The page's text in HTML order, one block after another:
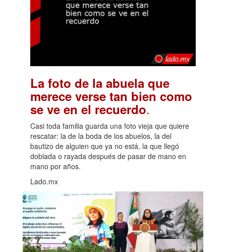
La foto de la abuela que
merece verse tan bien como
se ve en el recuerdo.
Casi toda familia guarda una foto vieja que quiere
rescatar: la de la boda de los abuelos, la del
bautizo de alguien que ya no está, la que llegó
doblada o rayada después de pasar de mano en
mano por años.
Lado.mx